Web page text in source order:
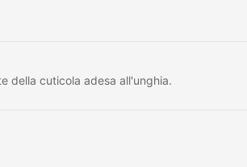
della cuticola adesa all'unghia.